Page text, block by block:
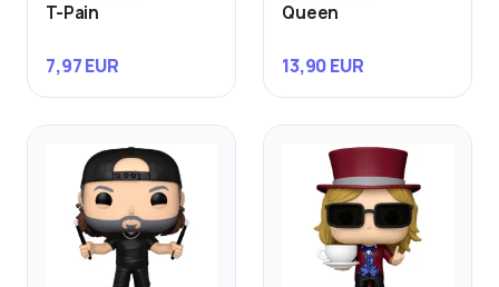
T-Pain
7,97 EUR
Queen
13,90 EUR